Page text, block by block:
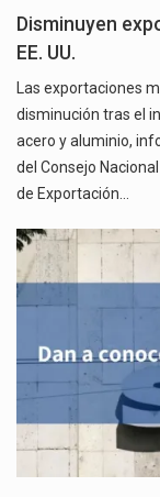
Disminuyen
EE. UU.
Las exportaciones
disminución tras el
acero y aluminio,
del Consejo
de Exportación…